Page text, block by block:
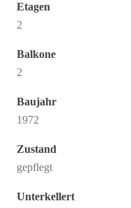
Etagen
2
Balkone
2
Baujahr
1972
Zustand
gepflegt
Unterkellert